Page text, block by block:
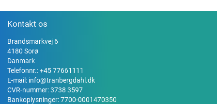
Kontakt os
Brandsmarkvej 6
4180 Sorø
Danmark
Telefonnr.:+45 77661111
E-mail: info@tranbergdahl.dk
CVR-nummer: 3738 3597
Bankoplysninger: 7700-0001470350